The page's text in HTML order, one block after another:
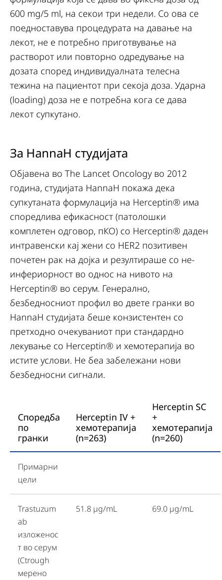
600 mg/5 ml, на секои три недели. Со ова се
поедноставува процедурата на давање на
лекот, не е потребно приготвување на
растворот или повторно одредување на
дозата според индивидуалната телесна
тежина на пациентот при секоја доза. Ударна
(loading) доза не е потребна кога се дава
лекот супкутано.
За HannaH студијата
Објавена во The Lancet Oncology во 2012
година, студијата HannaH покажа дека
супкутаната формулација на Herceptin® има
споредлива ефикасност (патолошки
комплетен одговор, пКО) со Herceptin® даден
интравенски кај жени со HER2 позитивен
почетен рак на дојка и резултираше со не-
инфериорност во однос на нивото на
Herceptin® во серум. Генерално,
безбедносниот профил во двете гранки во
HannaH студијата беше конзистентен со
претходно очекуваниот при стандардно
лекување со Herceptin® и хемотерапија во
истите услови. Не беа забележани нови
безбедносни сигнали.
Споредба
по
гранки
Herceptin IV +
хемотерапија
(n=263)
Herceptin SC
+
хемотерапија
(n=260)
Примарни
цели
Trastuzum
ab
изложенос
т во серум
(Ctrough
мерено
51.8 µg/mL 69.0 µg/mL